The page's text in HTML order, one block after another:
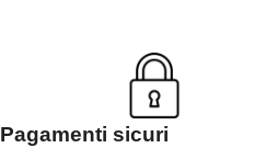
Pagamenti sicuri